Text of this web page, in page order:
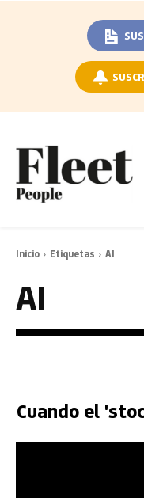
Inicio Etiquetas AI
AI
Cuando el